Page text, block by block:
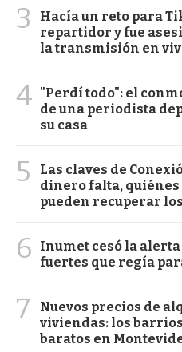
3
Hacía un reto para
repartidor y fue
la transmisión en
4 "Perdí todo": el
de una periodista
su casa
5
Las claves de
dinero falta, quiénes
pueden recuperar
6
Inumet cesó la
fuertes que regía
7
Nuevos precios de
viviendas: los
baratos en